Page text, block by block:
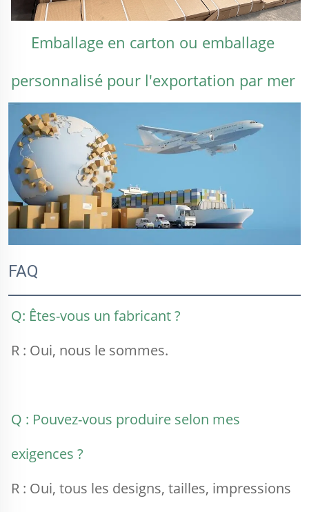
Emballage en carton ou emballage
FAQ
Q: Êtes-vous un fabricant ?
R : Oui, nous le sommes.
Q : Pouvez-vous produire selon mes
exigences ?
R : Oui, tous les designs, tailles, impressions